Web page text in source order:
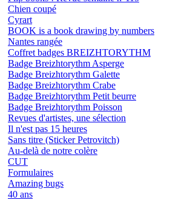
Chien coupé
Cyrart
BOOK is a book drawing by numbers
Nantes rangée
Coffret badges BREIZHTORYTHM
Badge Breizhtorythm Asperge
Badge Breizhtorythm Galette
Badge Breizhtorythm Crabe
Badge Breizhtorythm Petit beurre
Badge Breizhtorythm Poisson
Revues d'artistes, une sélection
Il n'est pas 15 heures
Sans titre (Sticker Petrovitch)
Au-delà de notre colère
CUT
Formulaires
Amazing bugs
40 ans